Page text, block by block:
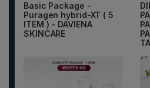
Basic Package -
Puragen hybrid-XT ( 5
ITEM ) - DAVIENA
SKINCARE